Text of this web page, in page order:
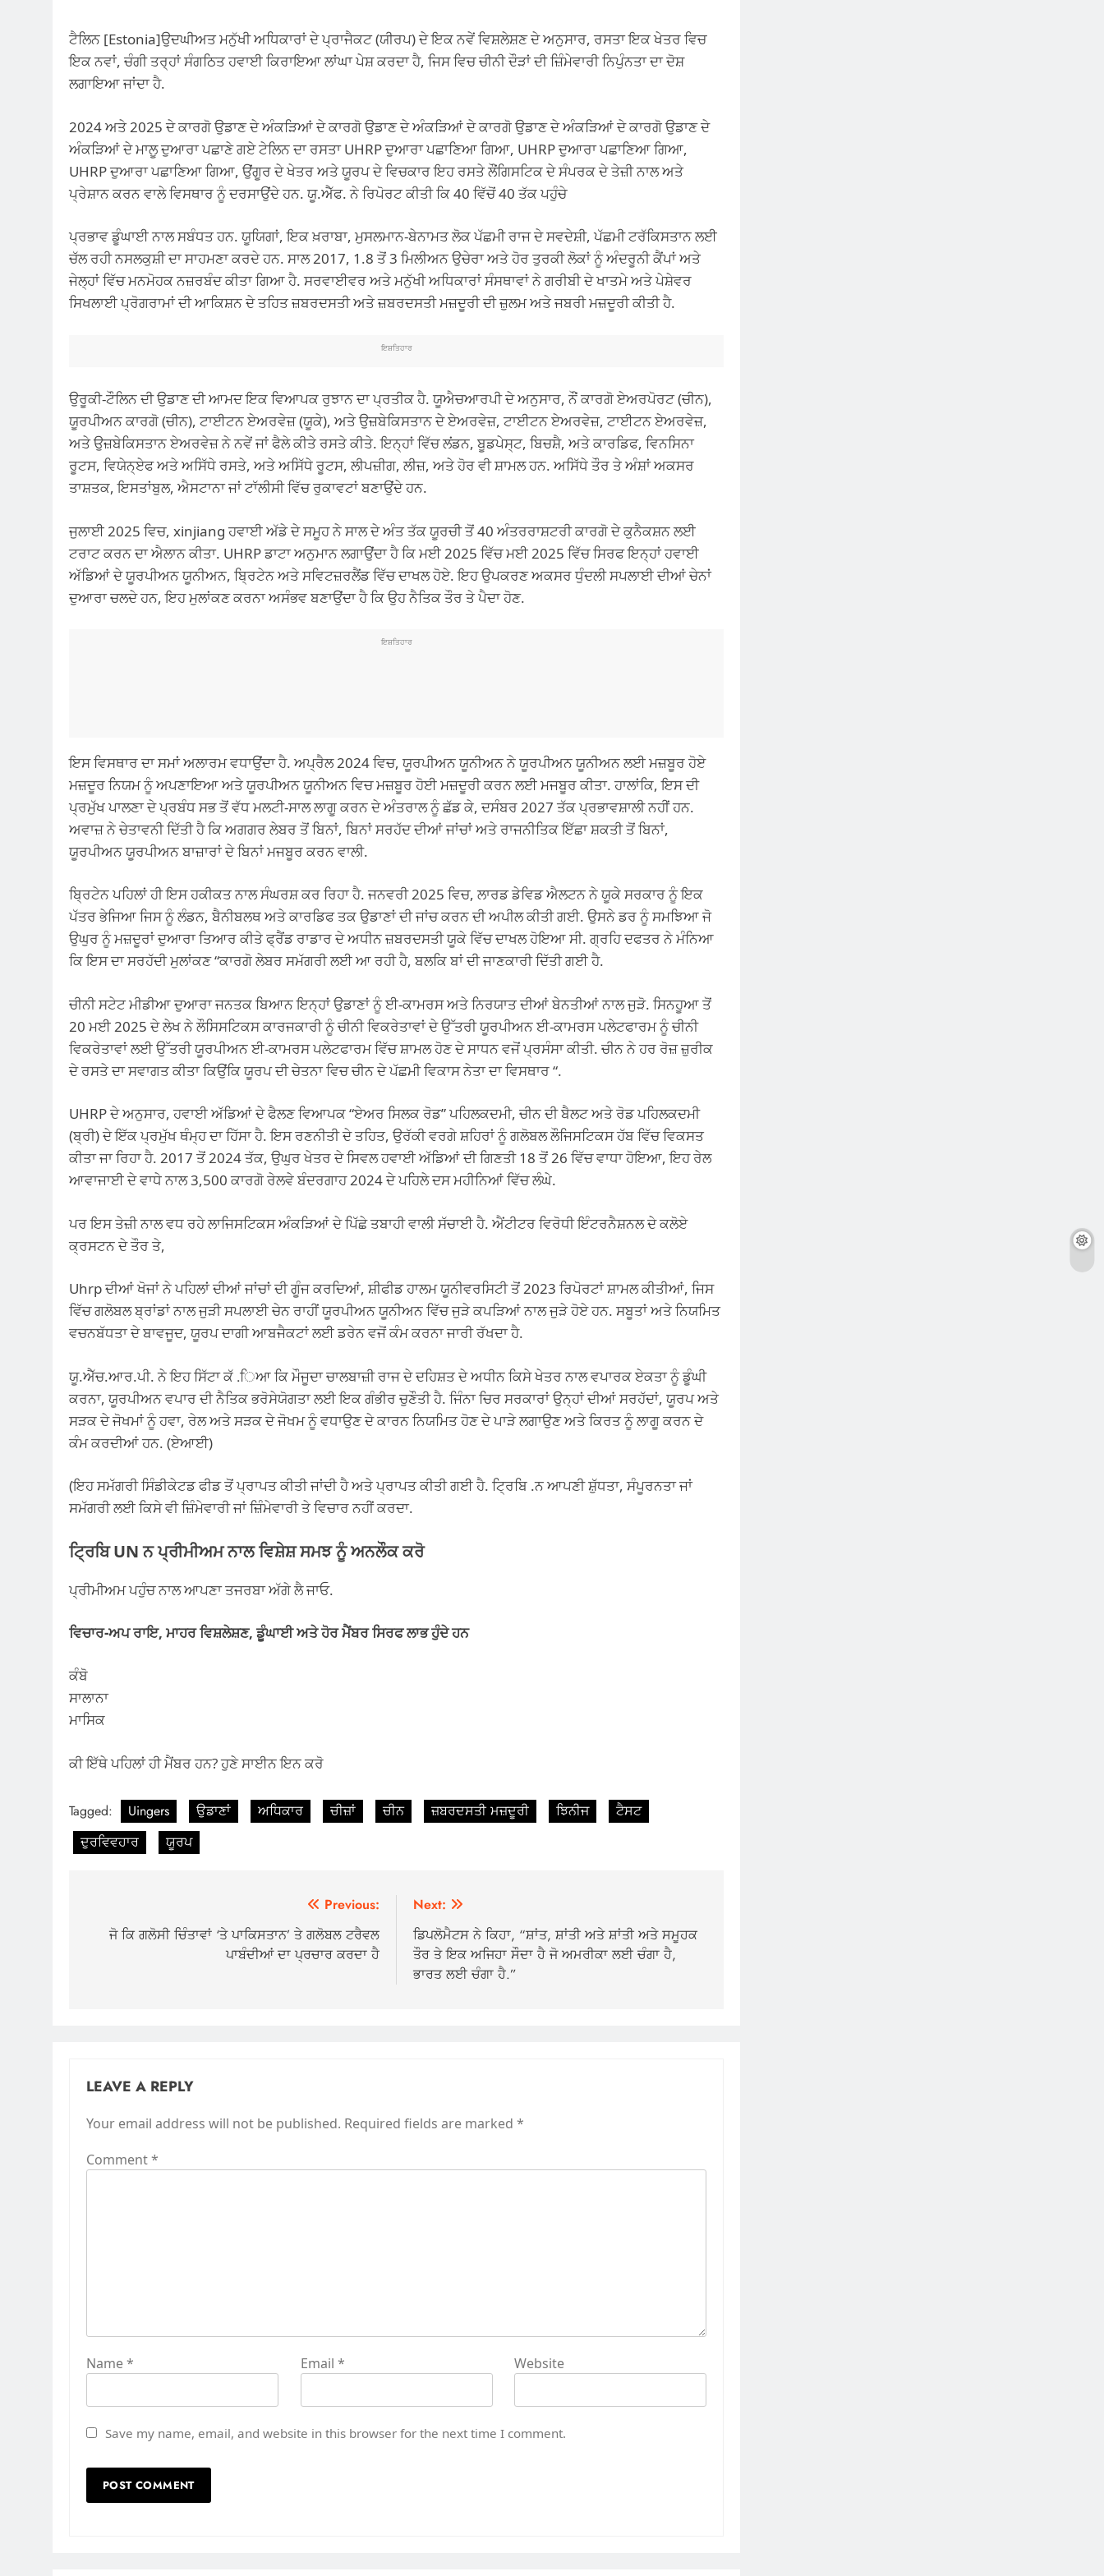
ਟੈਲਿਨ [Estonia]ਉਦਘੀਅਤ ਮਨੁੱਖੀ ਅਧਿਕਾਰਾਂ ਦੇ ਪ੍ਰਾਜੈਕਟ (ਯੀਰਪ) ਦੇ ਇਕ ਨਵੇਂ ਵਿਸ਼ਲੇਸ਼ਣ ਦੇ ਅਨੁਸਾਰ, ਰਸਤਾ ਇਕ ਖੇਤਰ ਵਿਚ
ਇਕ ਨਵਾਂ, ਚੰਗੀ ਤਰ੍ਹਾਂ ਸੰਗਠਿਤ ਹਵਾਈ ਕਿਰਾਇਆ ਲਾਂਘਾ ਪੇਸ਼ ਕਰਦਾ ਹੈ, ਜਿਸ ਵਿਚ ਚੀਨੀ ਦੌੜਾਂ ਦੀ ਜ਼ਿੰਮੇਵਾਰੀ ਨਿਪੁੰਨਤਾ ਦਾ ਦੋਸ਼
ਲਗਾਇਆ ਜਾਂਦਾ ਹੈ.
2024 ਅਤੇ 2025 ਦੇ ਕਾਰਗੋ ਉਡਾਣ ਦੇ ਅੰਕੜਿਆਂ ਦੇ ਕਾਰਗੋ ਉਡਾਣ ਦੇ ਅੰਕੜਿਆਂ ਦੇ ਕਾਰਗੋ ਉਡਾਣ ਦੇ ਅੰਕੜਿਆਂ ਦੇ ਕਾਰਗੋ ਉਡਾਣ ਦੇ
ਅੰਕੜਿਆਂ ਦੇ ਮਾਲੂ ਦੁਆਰਾ ਪਛਾਣੇ ਗਏ ਟੇਲਿਨ ਦਾ ਰਸਤਾ UHRP ਦੁਆਰਾ ਪਛਾਣਿਆ ਗਿਆ, UHRP ਦੁਆਰਾ ਪਛਾਣਿਆ ਗਿਆ,
UHRP ਦੁਆਰਾ ਪਛਾਣਿਆ ਗਿਆ, ਉਂਗੂਰ ਦੇ ਖੇਤਰ ਅਤੇ ਯੂਰਪ ਦੇ ਵਿਚਕਾਰ ਇਹ ਰਸਤੇ ਲੌਂਗਿਸਟਿਕ ਦੇ ਸੰਪਰਕ ਦੇ ਤੇਜ਼ੀ ਨਾਲ ਅਤੇ
ਪ੍ਰੇਸ਼ਾਨ ਕਰਨ ਵਾਲੇ ਵਿਸਥਾਰ ਨੂੰ ਦਰਸਾਉਂਦੇ ਹਨ. ਯੂ.ਐੱਫ. ਨੇ ਰਿਪੋਰਟ ਕੀਤੀ ਕਿ 40 ਵਿੱਚੋਂ 40 ਤੱਕ ਪਹੁੰਚੇ
ਪ੍ਰਭਾਵ ਡੂੰਘਾਈ ਨਾਲ ਸਬੰਧਤ ਹਨ. ਯੂਯਿਗਾਂ, ਇਕ ਖ਼ਰਾਬਾ, ਮੁਸਲਮਾਨ-ਬੇਨਾਮਤ ਲੋਕ ਪੱਛਮੀ ਰਾਜ ਦੇ ਸਵਦੇਸ਼ੀ, ਪੱਛਮੀ ਟਰੱਕਿਸਤਾਨ ਲਈ
ਚੱਲ ਰਹੀ ਨਸਲਕੁਸ਼ੀ ਦਾ ਸਾਹਮਣਾ ਕਰਦੇ ਹਨ. ਸਾਲ 2017, 1.8 ਤੋਂ 3 ਮਿਲੀਅਨ ਉਚੇਰਾ ਅਤੇ ਹੋਰ ਤੁਰਕੀ ਲੋਕਾਂ ਨੂੰ ਅੰਦਰੂਨੀ ਕੈਂਪਾਂ ਅਤੇ
ਜੇਲ੍ਹਾਂ ਵਿੱਚ ਮਨਮੋਹਕ ਨਜ਼ਰਬੰਦ ਕੀਤਾ ਗਿਆ ਹੈ. ਸਰਵਾਈਵਰ ਅਤੇ ਮਨੁੱਖੀ ਅਧਿਕਾਰਾਂ ਸੰਸਥਾਵਾਂ ਨੇ ਗਰੀਬੀ ਦੇ ਖਾਤਮੇ ਅਤੇ ਪੇਸ਼ੇਵਰ
ਸਿਖਲਾਈ ਪ੍ਰੋਗਰਾਮਾਂ ਦੀ ਆਕਿਸ਼ਨ ਦੇ ਤਹਿਤ ਜ਼ਬਰਦਸਤੀ ਅਤੇ ਜ਼ਬਰਦਸਤੀ ਮਜ਼ਦੂਰੀ ਦੀ ਜ਼ੁਲਮ ਅਤੇ ਜਬਰੀ ਮਜ਼ਦੂਰੀ ਕੀਤੀ ਹੈ.
ਇਸ਼ਤਿਹਾਰ
ਉਰੂਕੀ-ਟੌਲਿਨ ਦੀ ਉਡਾਣ ਦੀ ਆਮਦ ਇਕ ਵਿਆਪਕ ਰੁਝਾਨ ਦਾ ਪ੍ਰਤੀਕ ਹੈ. ਯੂਐਚਆਰਪੀ ਦੇ ਅਨੁਸਾਰ, ਨੌਂ ਕਾਰਗੋ ਏਅਰਪੋਰਟ (ਚੀਨ),
ਯੂਰਪੀਅਨ ਕਾਰਗੋ (ਚੀਨ), ਟਾਈਟਨ ਏਅਰਵੇਜ਼ (ਯੂਕੇ), ਅਤੇ ਉਜ਼ਬੇਕਿਸਤਾਨ ਦੇ ਏਅਰਵੇਜ਼, ਟਾਈਟਨ ਏਅਰਵੇਜ਼, ਟਾਈਟਨ ਏਅਰਵੇਜ਼,
ਅਤੇ ਉਜ਼ਬੇਕਿਸਤਾਨ ਏਅਰਵੇਜ਼ ਨੇ ਨਵੇਂ ਜਾਂ ਫੈਲੇ ਕੀਤੇ ਰਸਤੇ ਕੀਤੇ. ਇਨ੍ਹਾਂ ਵਿੱਚ ਲਂਡਨ, ਬੂਡਪੇਸ੍ਟ, ਬਿਚਸ਼ੈ, ਅਤੇ ਕਾਰਡਿਫ, ਵਿਨਸਿਨਾ
ਰੂਟਸ, ਵਿਯੇਨ੍ਏਫ ਅਤੇ ਅਸਿੱਧੇ ਰਸਤੇ, ਅਤੇ ਅਸਿੱਧੇ ਰੂਟਸ, ਲੀਪਜ਼ੀਗ, ਲੀਜ਼, ਅਤੇ ਹੋਰ ਵੀ ਸ਼ਾਮਲ ਹਨ. ਅਸਿੱਧੇ ਤੌਰ ਤੇ ਅੰਸ਼ਾਂ ਅਕਸਰ
ਤਾਸ਼ਤਕ, ਇਸਤਾਂਬੁਲ, ਐਸਟਾਨਾ ਜਾਂ ਟਾੱਲੀਸੀ ਵਿੱਚ ਰੁਕਾਵਟਾਂ ਬਣਾਉਂਦੇ ਹਨ.
ਜੁਲਾਈ 2025 ਵਿਚ, xinjiang ਹਵਾਈ ਅੱਡੇ ਦੇ ਸਮੂਹ ਨੇ ਸਾਲ ਦੇ ਅੰਤ ਤੱਕ ਯੂਰਚੀ ਤੋਂ 40 ਅੰਤਰਰਾਸ਼ਟਰੀ ਕਾਰਗੋ ਦੇ ਕੁਨੈਕਸ਼ਨ ਲਈ
ਟਰਾਟ ਕਰਨ ਦਾ ਐਲਾਨ ਕੀਤਾ. UHRP ਡਾਟਾ ਅਨੁਮਾਨ ਲਗਾਉਂਦਾ ਹੈ ਕਿ ਮਈ 2025 ਵਿੱਚ ਮਈ 2025 ਵਿੱਚ ਸਿਰਫ ਇਨ੍ਹਾਂ ਹਵਾਈ
ਅੱਡਿਆਂ ਦੇ ਯੂਰਪੀਅਨ ਯੂਨੀਅਨ, ਬ੍ਰਿਟੇਨ ਅਤੇ ਸਵਿਟਜ਼ਰਲੈਂਡ ਵਿੱਚ ਦਾਖਲ ਹੋਏ. ਇਹ ਉਪਕਰਣ ਅਕਸਰ ਧੁੰਦਲੀ ਸਪਲਾਈ ਦੀਆਂ ਚੇਨਾਂ
ਦੁਆਰਾ ਚਲਦੇ ਹਨ, ਇਹ ਮੁਲਾਂਕਣ ਕਰਨਾ ਅਸੰਭਵ ਬਣਾਉਂਦਾ ਹੈ ਕਿ ਉਹ ਨੈਤਿਕ ਤੌਰ ਤੇ ਪੈਦਾ ਹੋਣ.
ਇਸ਼ਤਿਹਾਰ
ਇਸ ਵਿਸਥਾਰ ਦਾ ਸਮਾਂ ਅਲਾਰਮ ਵਧਾਉਂਦਾ ਹੈ. ਅਪ੍ਰੈਲ 2024 ਵਿਚ, ਯੂਰਪੀਅਨ ਯੂਨੀਅਨ ਨੇ ਯੂਰਪੀਅਨ ਯੂਨੀਅਨ ਲਈ ਮਜ਼ਬੂਰ ਹੋਏ
ਮਜ਼ਦੂਰ ਨਿਯਮ ਨੂੰ ਅਪਣਾਇਆ ਅਤੇ ਯੂਰਪੀਅਨ ਯੂਨੀਅਨ ਵਿਚ ਮਜ਼ਬੂਰ ਹੋਈ ਮਜ਼ਦੂਰੀ ਕਰਨ ਲਈ ਮਜਬੂਰ ਕੀਤਾ. ਹਾਲਾਂਕਿ, ਇਸ ਦੀ
ਪ੍ਰਮੁੱਖ ਪਾਲਣਾ ਦੇ ਪ੍ਰਬੰਧ ਸਭ ਤੋਂ ਵੱਧ ਮਲਟੀ-ਸਾਲ ਲਾਗੂ ਕਰਨ ਦੇ ਅੰਤਰਾਲ ਨੂੰ ਛੱਡ ਕੇ, ਦਸੰਬਰ 2027 ਤੱਕ ਪ੍ਰਭਾਵਸ਼ਾਲੀ ਨਹੀਂ ਹਨ.
ਅਵਾਜ਼ ਨੇ ਚੇਤਾਵਨੀ ਦਿੱਤੀ ਹੈ ਕਿ ਅਗਗਰ ਲੇਬਰ ਤੋਂ ਬਿਨਾਂ, ਬਿਨਾਂ ਸਰਹੱਦ ਦੀਆਂ ਜਾਂਚਾਂ ਅਤੇ ਰਾਜਨੀਤਿਕ ਇੱਛਾ ਸ਼ਕਤੀ ਤੋਂ ਬਿਨਾਂ,
ਯੂਰਪੀਅਨ ਯੂਰਪੀਅਨ ਬਾਜ਼ਾਰਾਂ ਦੇ ਬਿਨਾਂ ਮਜਬੂਰ ਕਰਨ ਵਾਲੀ.
ਬ੍ਰਿਟੇਨ ਪਹਿਲਾਂ ਹੀ ਇਸ ਹਕੀਕਤ ਨਾਲ ਸੰਘਰਸ਼ ਕਰ ਰਿਹਾ ਹੈ. ਜਨਵਰੀ 2025 ਵਿਚ, ਲਾਰਡ ਡੇਵਿਡ ਐਲਟਨ ਨੇ ਯੂਕੇ ਸਰਕਾਰ ਨੂੰ ਇਕ
ਪੱਤਰ ਭੇਜਿਆ ਜਿਸ ਨੂੰ ਲੰਡਨ, ਬੈਨੀਬਲਥ ਅਤੇ ਕਾਰਡਿਫ ਤਕ ਉਡਾਣਾਂ ਦੀ ਜਾਂਚ ਕਰਨ ਦੀ ਅਪੀਲ ਕੀਤੀ ਗਈ. ਉਸਨੇ ਡਰ ਨੂੰ ਸਮਝਿਆ ਜੋ
ਉਘੁਰ ਨੂੰ ਮਜ਼ਦੂਰਾਂ ਦੁਆਰਾ ਤਿਆਰ ਕੀਤੇ ਫ੍ਰੈਂਡ ਰਾਡਾਰ ਦੇ ਅਧੀਨ ਜ਼ਬਰਦਸਤੀ ਯੂਕੇ ਵਿੱਚ ਦਾਖਲ ਹੋਇਆ ਸੀ. ਗ੍ਰਹਿ ਦਫਤਰ ਨੇ ਮੰਨਿਆ
ਕਿ ਇਸ ਦਾ ਸਰਹੱਦੀ ਮੁਲਾਂਕਣ “ਕਾਰਗੋ ਲੇਬਰ ਸਮੱਗਰੀ ਲਈ ਆ ਰਹੀ ਹੈ, ਬਲਕਿ ਬਾਂ ਦੀ ਜਾਣਕਾਰੀ ਦਿੱਤੀ ਗਈ ਹੈ.
ਚੀਨੀ ਸਟੇਟ ਮੀਡੀਆ ਦੁਆਰਾ ਜਨਤਕ ਬਿਆਨ ਇਨ੍ਹਾਂ ਉਡਾਣਾਂ ਨੂੰ ਈ-ਕਾਮਰਸ ਅਤੇ ਨਿਰਯਾਤ ਦੀਆਂ ਬੇਨਤੀਆਂ ਨਾਲ ਜੁੜੋ. ਸਿਨਹੂਆ ਤੋਂ
20 ਮਈ 2025 ਦੇ ਲੇਖ ਨੇ ਲੌਸਿਸਟਿਕਸ ਕਾਰਜਕਾਰੀ ਨੂੰ ਚੀਨੀ ਵਿਕਰੇਤਾਵਾਂ ਦੇ ਉੱਤਰੀ ਯੂਰਪੀਅਨ ਈ-ਕਾਮਰਸ ਪਲੇਟਫਾਰਮ ਨੂੰ ਚੀਨੀ
ਵਿਕਰੇਤਾਵਾਂ ਲਈ ਉੱਤਰੀ ਯੂਰਪੀਅਨ ਈ-ਕਾਮਰਸ ਪਲੇਟਫਾਰਮ ਵਿੱਚ ਸ਼ਾਮਲ ਹੋਣ ਦੇ ਸਾਧਨ ਵਜੋਂ ਪ੍ਰਸੰਸਾ ਕੀਤੀ. ਚੀਨ ਨੇ ਹਰ ਰੋਜ਼ ਜ਼ੁਰੀਕ
ਦੇ ਰਸਤੇ ਦਾ ਸਵਾਗਤ ਕੀਤਾ ਕਿਉਂਕਿ ਯੂਰਪ ਦੀ ਚੇਤਨਾ ਵਿਚ ਚੀਨ ਦੇ ਪੱਛਮੀ ਵਿਕਾਸ ਨੇਤਾ ਦਾ ਵਿਸਥਾਰ “.
UHRP ਦੇ ਅਨੁਸਾਰ, ਹਵਾਈ ਅੱਡਿਆਂ ਦੇ ਫੈਲਣ ਵਿਆਪਕ “ਏਅਰ ਸਿਲਕ ਰੋਡ” ਪਹਿਲਕਦਮੀ, ਚੀਨ ਦੀ ਬੈਲਟ ਅਤੇ ਰੋਡ ਪਹਿਲਕਦਮੀ
(ਬ੍ਰੀ) ਦੇ ਇੱਕ ਪ੍ਰਮੁੱਖ ਥੰਮ੍ਹ ਦਾ ਹਿੱਸਾ ਹੈ. ਇਸ ਰਣਨੀਤੀ ਦੇ ਤਹਿਤ, ਉਰੱਕੀ ਵਰਗੇ ਸ਼ਹਿਰਾਂ ਨੂੰ ਗਲੋਬਲ ਲੌਜਿਸਟਿਕਸ ਹੱਬ ਵਿੱਚ ਵਿਕਸਤ
ਕੀਤਾ ਜਾ ਰਿਹਾ ਹੈ. 2017 ਤੋਂ 2024 ਤੱਕ, ਉਘੁਰ ਖੇਤਰ ਦੇ ਸਿਵਲ ਹਵਾਈ ਅੱਡਿਆਂ ਦੀ ਗਿਣਤੀ 18 ਤੋਂ 26 ਵਿੱਚ ਵਾਧਾ ਹੋਇਆ, ਇਹ ਰੇਲ
ਆਵਾਜਾਈ ਦੇ ਵਾਧੇ ਨਾਲ 3,500 ਕਾਰਗੋ ਰੇਲਵੇ ਬੰਦਰਗਾਹ 2024 ਦੇ ਪਹਿਲੇ ਦਸ ਮਹੀਨਿਆਂ ਵਿੱਚ ਲੰਘੇ.
ਪਰ ਇਸ ਤੇਜ਼ੀ ਨਾਲ ਵਧ ਰਹੇ ਲਾਜਿਸਟਿਕਸ ਅੰਕੜਿਆਂ ਦੇ ਪਿੱਛੇ ਤਬਾਹੀ ਵਾਲੀ ਸੱਚਾਈ ਹੈ. ਐਂਟੀਟਰ ਵਿਰੋਧੀ ਇੰਟਰਨੈਸ਼ਨਲ ਦੇ ਕਲੋਏ
ਕ੍ਰਸਟਨ ਦੇ ਤੌਰ ਤੇ,
Uhrp ਦੀਆਂ ਖੋਜਾਂ ਨੇ ਪਹਿਲਾਂ ਦੀਆਂ ਜਾਂਚਾਂ ਦੀ ਗੂੰਜ ਕਰਦਿਆਂ, ਸ਼ੀਫੀਡ ਹਾਲਮ ਯੂਨੀਵਰਸਿਟੀ ਤੋਂ 2023 ਰਿਪੋਰਟਾਂ ਸ਼ਾਮਲ ਕੀਤੀਆਂ, ਜਿਸ
ਵਿੱਚ ਗਲੋਬਲ ਬ੍ਰਾਂਡਾਂ ਨਾਲ ਜੁੜੀ ਸਪਲਾਈ ਚੇਨ ਰਾਹੀਂ ਯੂਰਪੀਅਨ ਯੂਨੀਅਨ ਵਿੱਚ ਜੁੜੇ ਕਪੜਿਆਂ ਨਾਲ ਜੁੜੇ ਹੋਏ ਹਨ. ਸਬੂਤਾਂ ਅਤੇ ਨਿਯਮਿਤ
ਵਚਨਬੱਧਤਾ ਦੇ ਬਾਵਜੂਦ, ਯੂਰਪ ਦਾਗੀ ਆਬਜੈਕਟਾਂ ਲਈ ਡਰੇਨ ਵਜੋਂ ਕੰਮ ਕਰਨਾ ਜਾਰੀ ਰੱਖਦਾ ਹੈ.
ਯੂ.ਐੱਚ.ਆਰ.ਪੀ. ਨੇ ਇਹ ਸਿੱਟਾ ਕੱ .ਿਆ ਕਿ ਮੌਜੂਦਾ ਚਾਲਬਾਜ਼ੀ ਰਾਜ ਦੇ ਦਹਿਸ਼ਤ ਦੇ ਅਧੀਨ ਕਿਸੇ ਖੇਤਰ ਨਾਲ ਵਪਾਰਕ ਏਕਤਾ ਨੂੰ ਡੂੰਘੀ
ਕਰਨਾ, ਯੂਰਪੀਅਨ ਵਪਾਰ ਦੀ ਨੈਤਿਕ ਭਰੋਸੇਯੋਗਤਾ ਲਈ ਇਕ ਗੰਭੀਰ ਚੁਣੌਤੀ ਹੈ. ਜਿੰਨਾ ਚਿਰ ਸਰਕਾਰਾਂ ਉਨ੍ਹਾਂ ਦੀਆਂ ਸਰਹੱਦਾਂ, ਯੂਰਪ ਅਤੇ
ਸੜਕ ਦੇ ਜੋਖਮਾਂ ਨੂੰ ਹਵਾ, ਰੇਲ ਅਤੇ ਸੜਕ ਦੇ ਜੋਖਮ ਨੂੰ ਵਧਾਉਣ ਦੇ ਕਾਰਨ ਨਿਯਮਿਤ ਹੋਣ ਦੇ ਪਾੜੇ ਲਗਾਉਣ ਅਤੇ ਕਿਰਤ ਨੂੰ ਲਾਗੂ ਕਰਨ ਦੇ
ਕੰਮ ਕਰਦੀਆਂ ਹਨ. (ਏਆਈ)
(ਇਹ ਸਮੱਗਰੀ ਸਿੰਡੀਕੇਟਡ ਫੀਡ ਤੋਂ ਪ੍ਰਾਪਤ ਕੀਤੀ ਜਾਂਦੀ ਹੈ ਅਤੇ ਪ੍ਰਾਪਤ ਕੀਤੀ ਗਈ ਹੈ. ਟ੍ਰਿਬਿ .ਨ ਆਪਣੀ ਸ਼ੁੱਧਤਾ, ਸੰਪੂਰਨਤਾ ਜਾਂ
ਸਮੱਗਰੀ ਲਈ ਕਿਸੇ ਵੀ ਜ਼ਿੰਮੇਵਾਰੀ ਜਾਂ ਜ਼ਿੰਮੇਵਾਰੀ ਤੇ ਵਿਚਾਰ ਨਹੀਂ ਕਰਦਾ.
ਟ੍ਰਿਬਿ UN ਨ ਪ੍ਰੀਮੀਅਮ ਨਾਲ ਵਿਸ਼ੇਸ਼ ਸਮਝ ਨੂੰ ਅਨਲੌਕ ਕਰੋ
ਪ੍ਰੀਮੀਅਮ ਪਹੁੰਚ ਨਾਲ ਆਪਣਾ ਤਜਰਬਾ ਅੱਗੇ ਲੈ ਜਾਓ.
ਵਿਚਾਰ-ਅਪ ਰਾਇ, ਮਾਹਰ ਵਿਸ਼ਲੇਸ਼ਣ, ਡੂੰਘਾਈ ਅਤੇ ਹੋਰ ਮੈਂਬਰ ਸਿਰਫ ਲਾਭ ਹੁੰਦੇ ਹਨ
ਕੰਬੋ
ਸਾਲਾਨਾ
ਮਾਸਿਕ
ਕੀ ਇੱਥੇ ਪਹਿਲਾਂ ਹੀ ਮੈਂਬਰ ਹਨ? ਹੁਣੇ ਸਾਈਨ ਇਨ ਕਰੋ
Tagged: Uingers ਉਡਾਣਾਂ ਅਧਿਕਾਰ ਚੀਜ਼ਾਂ ਚੀਨ ਜ਼ਬਰਦਸਤੀ ਮਜ਼ਦੂਰੀ ਝਿਨੀਜ
ਟੈਸਟ
ਦੁਰਵਿਵਹਾਰ
ਯੂਰਪ
navigation
Previous:
ਜੋ ਕਿ ਗਲੋਸੀ ਚਿੰਤਾਵਾਂ ‘ਤੇ ਪਾਕਿਸਤਾਨ’ ਤੇ ਗਲੋਬਲ ਟਰੈਵਲ
ਪਾਬੰਦੀਆਂ ਦਾ ਪ੍ਰਚਾਰ ਕਰਦਾ ਹੈ
Next:
ਡਿਪਲੋਮੈਟਸ ਨੇ ਕਿਹਾ, “ਸ਼ਾਂਤ, ਸ਼ਾਂਤੀ ਅਤੇ ਸ਼ਾਂਤੀ ਅਤੇ ਸਮੂਹਕ
ਤੌਰ ਤੇ ਇਕ ਅਜਿਹਾ ਸੌਦਾ ਹੈ ਜੋ ਅਮਰੀਕਾ ਲਈ ਚੰਗਾ ਹੈ,
ਭਾਰਤ ਲਈ ਚੰਗਾ ਹੈ.”
LEAVE A REPLY
Your email address will not be published. Required fields are marked *
Comment*
Name* Email * Website
Save my name, email, and website in this browser for the next time I comment.